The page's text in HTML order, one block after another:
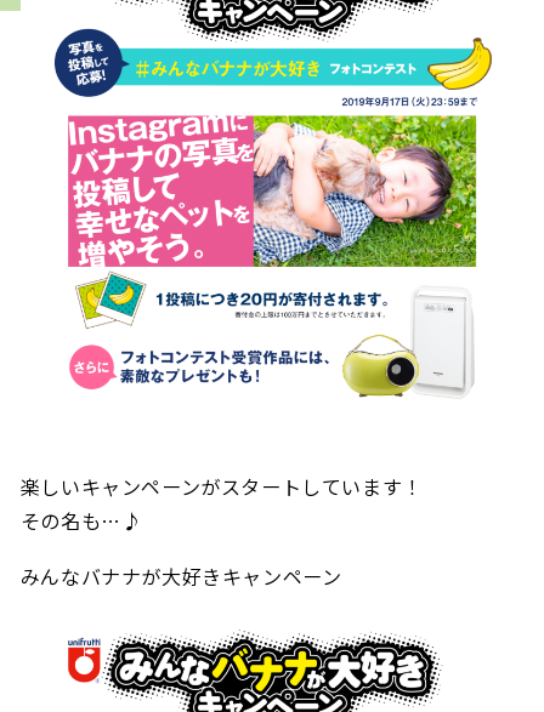
楽しいキャンペーンがスタートしています！
その名も…♪
みんなバナナが大好きキャンペーン